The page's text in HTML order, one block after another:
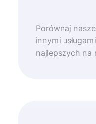
Porównaj
innymi
najlepszych na